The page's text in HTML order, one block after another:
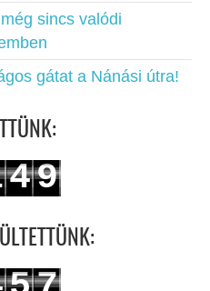
sincs valódi
gátat a Nánási útra!
49